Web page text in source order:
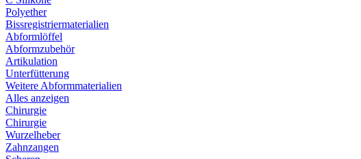
Polyether
Bissregistriermaterialien
Abformlöffel
Abformzubehör
Artikulation
Unterfütterung
Weitere Abformmaterialien
Alles anzeigen
Chirurgie
Chirurgie
Wurzelheber
Zahnzangen